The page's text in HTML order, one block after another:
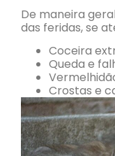
De maneira
das feridas, se
Coceira
Queda e
Crostas e